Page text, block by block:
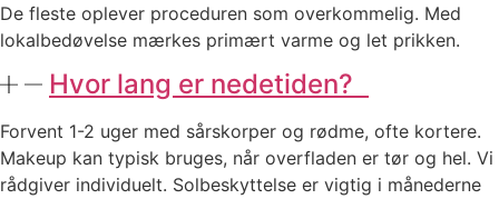
De fleste oplever proceduren som overkommelig. Med
lokalbedøvelse mærkes primært varme og let prikken.
Hvor lang er nedetiden?
Forvent 1-2 uger med sårskorper og rødme, ofte kortere.
Makeup kan typisk bruges, når overfladen er tør og hel. Vi
rådgiver individuelt. Solbeskyttelse er vigtig i månederne